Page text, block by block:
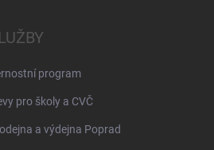
program
pro školy a CVČ
a výdejna Poprad